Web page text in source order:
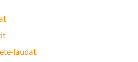
laudat